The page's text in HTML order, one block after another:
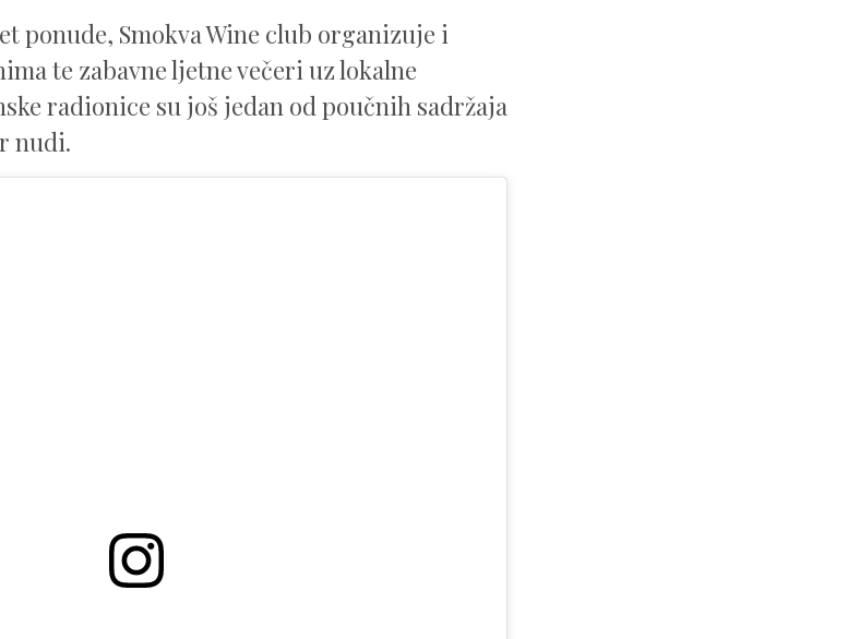
ponude, Smokva Wine club organizuje i
te zabavne ljetne večeri uz lokalne
radionice su još jedan od poučnih sadržaja
nudi.